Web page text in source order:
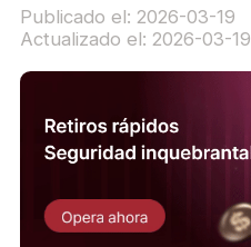
Publicado el: 2026-03-19
Actualizado el: 2026-03-19